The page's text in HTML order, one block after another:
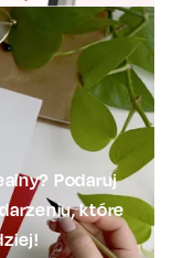
Podaruj
które